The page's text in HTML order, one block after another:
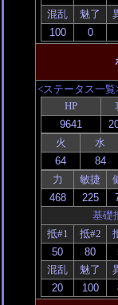
混乱 魅了
<ステータス一覧
HP
火 水
力 敏捷
基礎
抵#1
抵#2
混乱 魅了